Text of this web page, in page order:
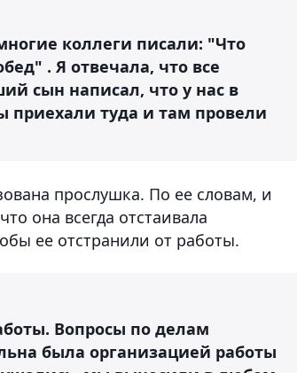
коллеги писали: "Что
. Я отвечала, что все
сын написал, что у нас в
приехали туда и там провели
прослушка. По ее словам, и
она всегда отстаивала
ее отстранили от работы.
Вопросы по делам
была организацией работы